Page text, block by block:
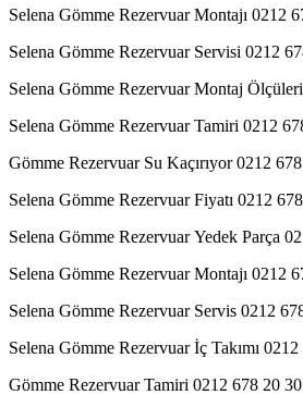
Selena Gömme Rezervuar Montajı 0212
Selena Gömme Rezervuar Servisi 0212
Selena Gömme Rezervuar Montaj
Selena Gömme Rezervuar Tamiri 0212
Gömme Rezervuar Su Kaçırıyor 0212
Selena Gömme Rezervuar Fiyatı 0212
Selena Gömme Rezervuar Yedek Parça
Selena Gömme Rezervuar Montajı 0212
Selena Gömme Rezervuar Servis 0212
Selena Gömme Rezervuar İç Takımı
Gömme Rezervuar Tamiri 0212 678 20 30